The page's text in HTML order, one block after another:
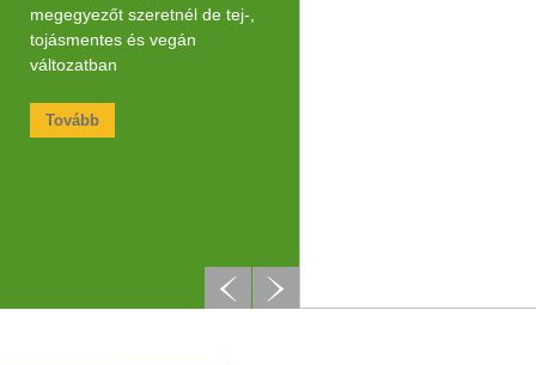
megegyezőt szeretnél de tej-,
tojásmentes és vegán
változatban
Tovább